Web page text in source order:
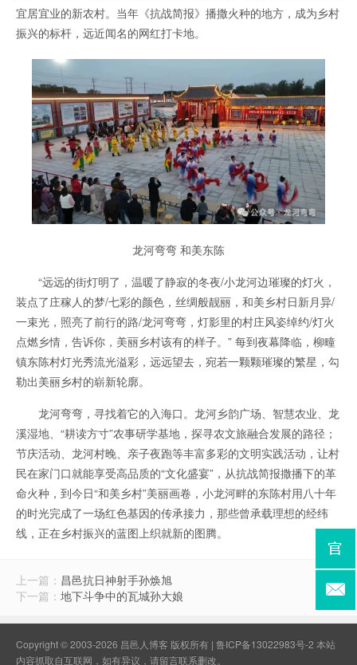
宜居宜业的新农村。当年《抗战简报》播撒火种的地方，成为乡村
振兴的标杆，远近闻名的网红打卡地。
龙河弯弯 和美东陈
“远远的街灯明了，温暖了静寂的冬夜/小龙河边璀璨的灯火，
装点了庄稼人的梦/七彩的颜色，丝绸般靓丽，和美乡村日新月异/
一束光，照亮了前行的路/龙河弯弯，灯影里的村庄风姿绰约/灯火
点燃乡情，告诉你，美丽乡村该有的样子。” 每到夜幕降临，柳疃
镇东陈村灯光秀流光溢彩，远远望去，宛若一颗颗璀璨的繁星，勾
勒出美丽乡村的崭新轮廓。
龙河弯弯，寻找着它的入海口。龙河乡韵广场、智慧农业、龙
溪湿地、“耕读方寸”农事研学基地，探寻农文旅融合发展的路径；
节庆活动、龙河村晚、亲子夜跑等丰富多彩的文明实践活动，让村
民在家门口就能享受高品质的“文化盛宴”，从抗战简报撒播下的革
命火种，到今日“和美乡村”美丽画卷，小龙河畔的东陈村用八十年
的时光完成了一场红色基因的传承接力，那些曾承载理想的经纬
线，正在乡村振兴的蓝图上织就新的图腾。
上一篇： 昌邑抗日神射手孙焕旭
下一篇： 地下斗争中的瓦城孙大娘
Copyright © 2003-2026 昌邑人博客 版权所有 | 鲁ICP备13022983号-2 本站
内容抓取自互联网，如有异议，请留言联系删改。